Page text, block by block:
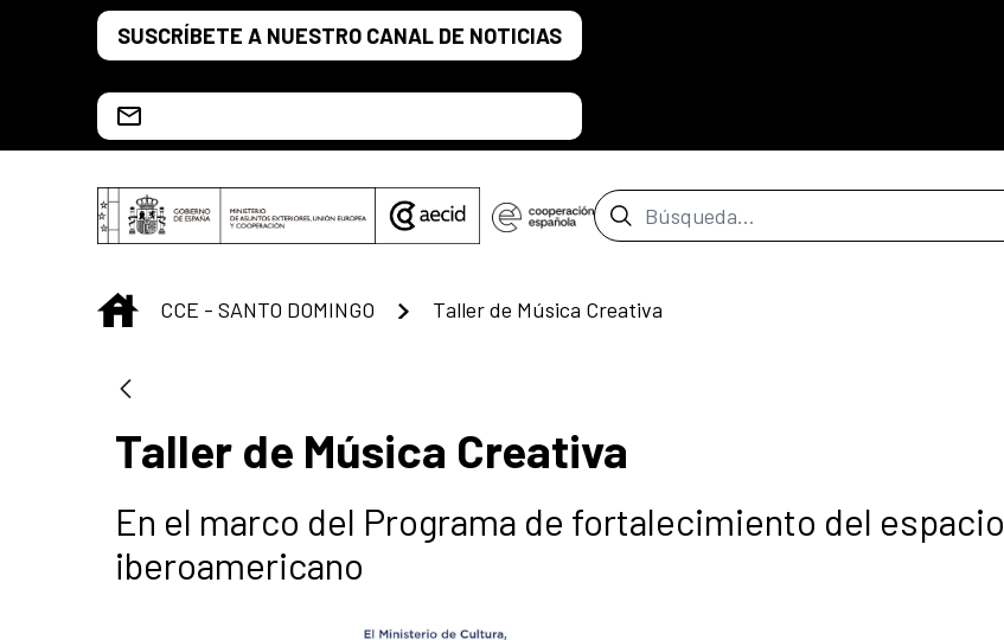
Saltar al contenido principal
SUSCRÍBETE A NUESTRO CANAL DE NOTICIAS
Barra de búsqueda
INICIO
CCE - SANTO DOMINGO Taller de Música Creativa
Taller de Música Creativa
En el marco del Programa de fortalecimiento del espacio
iberoamericano